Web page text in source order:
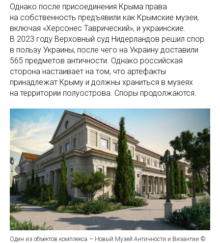
Однако после присоединения Крыма права
на собственность предъявили как Крымские музеи,
включая «Херсонес Таврический», и украинские.
В 2023 году Верховный суд Нидерландов решил спор
в пользу Украины, после чего на Украину доставили
565 предметов античности. Однако российская
сторона настаивает на том, что артефакты
принадлежат Крыму и должны храниться в музеях
на территории полуострова. Споры продолжаются.
Один из объектов комплекса — Новый Музей Античности и Византии ©